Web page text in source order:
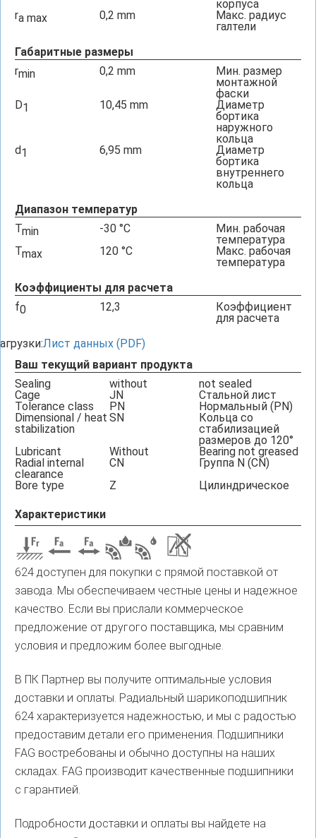
корпуса
ra max 0,2 mm
Макс. радиус
галтели
Габаритные размеры
rmin 0,2 mm
Мин. размер
монтажной
фаски
D1 10,45 mm
Диаметр
бортика
наружного
кольца
d1 6,95 mm
Диаметр
бортика
внутреннего
кольца
Диапазон температур
Tmin -30 °C
Мин. рабочая
температура
Tmax 120 °C
Макс. рабочая
температура
Коэффициенты для расчета
f0 12,3
Коэффициент
для расчета
Лист данных (PDF)
Ваш текущий вариант продукта
Sealing
without
not sealed
Cage
JN
Стальной лист
Tolerance class
PN
Нормальный (PN)
Dimensional / heat
stabilization
SN
Кольца со
стабилизацией
размеров до 120°
Lubricant
Without
Bearing not greased
Radial internal
clearance
CN
Группа N (CN)
Bore type
Z Цилиндрическое
Характеристики
624 доступен для покупки с прямой поставкой от
завода. Мы обеспечиваем честные цены и надежное
качество. Если вы прислали коммерческое
предложение от другого поставщика, мы сравним
условия и предложим более выгодные.
В ПК Партнер вы получите оптимальные условия
доставки и оплаты. Радиальный шарикоподшипник
624 характеризуется надежностью, и мы с радостью
предоставим детали его применения. Подшипники
FAG востребованы и обычно доступны на наших
складах. FAG производит качественные подшипники
с гарантией.
Подробности доставки и оплаты вы найдете на